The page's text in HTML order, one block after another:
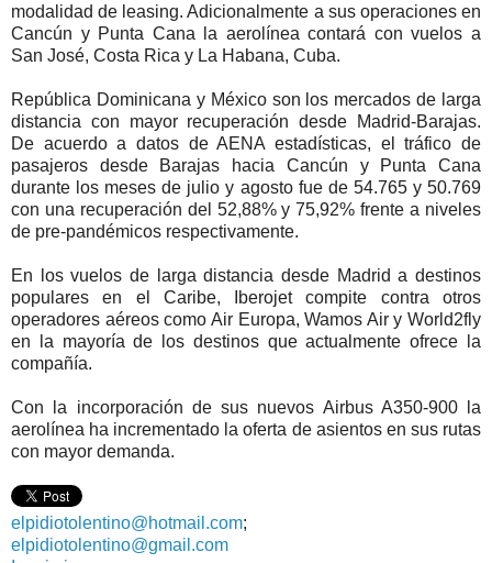
modalidad de leasing. Adicionalmente a sus operaciones en
Cancún y Punta Cana la aerolínea contará con vuelos a
San José, Costa Rica y La Habana, Cuba.
República Dominicana y México son los mercados de larga
distancia con mayor recuperación desde Madrid-Barajas.
De acuerdo a datos de AENA estadísticas, el tráfico de
pasajeros desde Barajas hacia Cancún y Punta Cana
durante los meses de julio y agosto fue de 54.765 y 50.769
con una recuperación del 52,88% y 75,92% frente a niveles
de pre-pandémicos respectivamente.
En los vuelos de larga distancia desde Madrid a destinos
populares en el Caribe, Iberojet compite contra otros
operadores aéreos como Air Europa, Wamos Air y World2fly
en la mayoría de los destinos que actualmente ofrece la
compañía.
Con la incorporación de sus nuevos Airbus A350-900 la
aerolínea ha incrementado la oferta de asientos en sus rutas
con mayor demanda.
elpidiotolentino@hotmail.com;
elpidiotolentino@gmail.com